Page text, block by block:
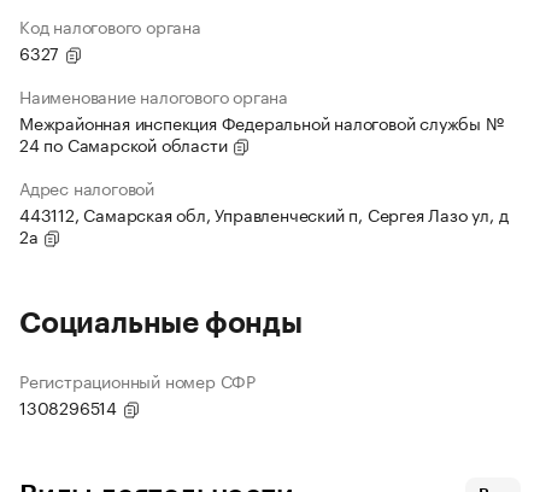
Код налогового органа
6327
Наименование налогового органа
Межрайонная инспекция Федеральной налоговой службы №
24 по Самарской области
Адрес налоговой
443112, Самарская обл, Управленческий п, Сергея Лазо ул, д
2а
Социальные фонды
Регистрационный номер СФР
1308296514